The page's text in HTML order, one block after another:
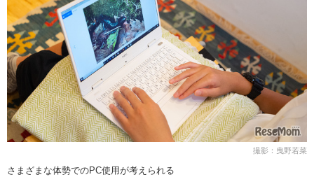
撮影：曳野若菜
さまざまな体勢でのPC使用が考えられる